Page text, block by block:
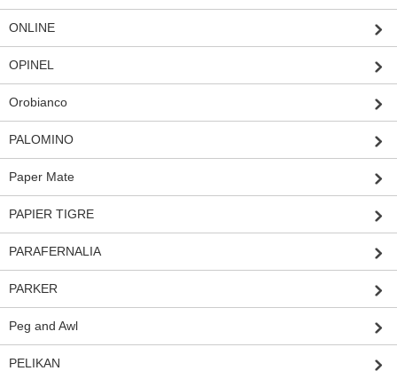
ONLINE
OPINEL
Orobianco
PALOMINO
Paper Mate
PAPIER TIGRE
PARAFERNALIA
PARKER
Peg and Awl
PELIKAN